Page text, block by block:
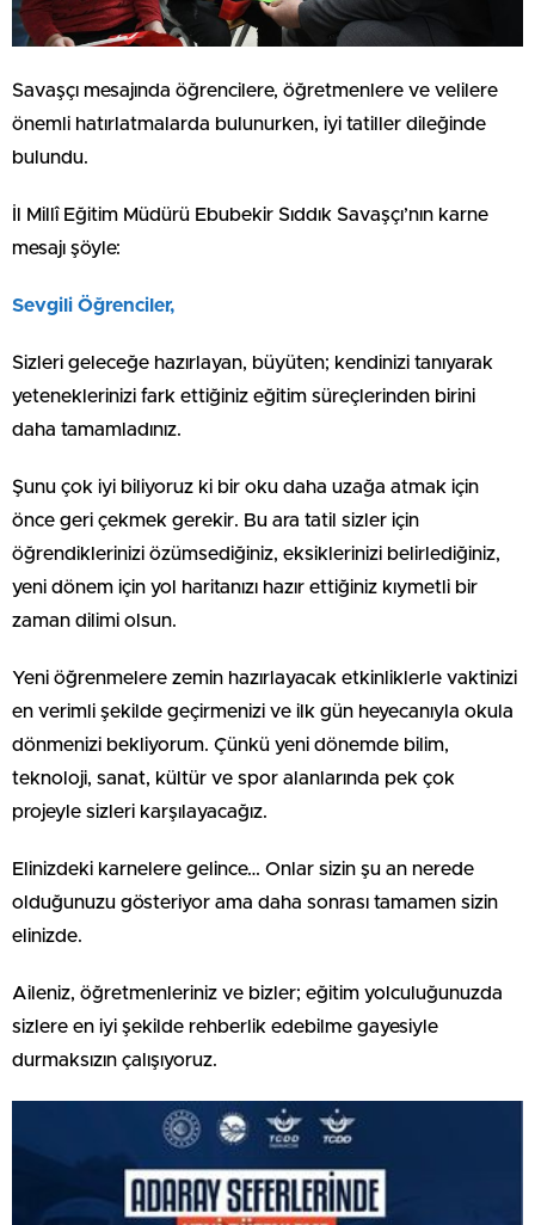
Savaşçı mesajında öğrencilere, öğretmenlere ve velilere
önemli hatırlatmalarda bulunurken, iyi tatiller dileğinde
bulundu.
İl Millî Eğitim Müdürü Ebubekir Sıddık Savaşçı’nın karne
mesajı şöyle:
Sevgili Öğrenciler,
Sizleri geleceğe hazırlayan, büyüten; kendinizi tanıyarak
yeteneklerinizi fark ettiğiniz eğitim süreçlerinden birini
daha tamamladınız.
Şunu çok iyi biliyoruz ki bir oku daha uzağa atmak için
önce geri çekmek gerekir. Bu ara tatil sizler için
öğrendiklerinizi özümsediğiniz, eksiklerinizi belirlediğiniz,
yeni dönem için yol haritanızı hazır ettiğiniz kıymetli bir
zaman dilimi olsun.
Yeni öğrenmelere zemin hazırlayacak etkinliklerle vaktinizi
en verimli şekilde geçirmenizi ve ilk gün heyecanıyla okula
dönmenizi bekliyorum. Çünkü yeni dönemde bilim,
teknoloji, sanat, kültür ve spor alanlarında pek çok
projeyle sizleri karşılayacağız.
Elinizdeki karnelere gelince… Onlar sizin şu an nerede
olduğunuzu gösteriyor ama daha sonrası tamamen sizin
elinizde.
Aileniz, öğretmenleriniz ve bizler; eğitim yolculuğunuzda
sizlere en iyi şekilde rehberlik edebilme gayesiyle
durmaksızın çalışıyoruz.